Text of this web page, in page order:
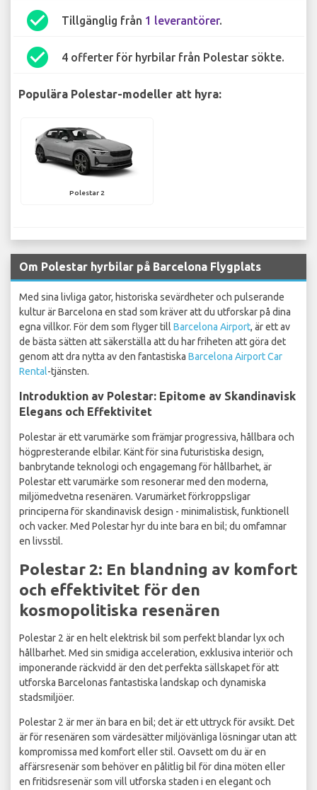
check_circle Tillgänglig från 1 leverantörer.
check_circle 4 offerter för hyrbilar från Polestar sökte.
Populära Polestar-modeller att hyra:
Polestar 2
Om Polestar hyrbilar på Barcelona Flygplats
Med sina livliga gator, historiska sevärdheter och pulserande
kultur är Barcelona en stad som kräver att du utforskar på dina
egna villkor. För dem som flyger till Barcelona Airport, är ett av
de bästa sätten att säkerställa att du har friheten att göra det
genom att dra nytta av den fantastiska Barcelona Airport Car
Rental-tjänsten.
Introduktion av Polestar: Epitome av Skandinavisk
Elegans och Effektivitet
Polestar är ett varumärke som främjar progressiva, hållbara och
högpresterande elbilar. Känt för sina futuristiska design,
banbrytande teknologi och engagemang för hållbarhet, är
Polestar ett varumärke som resonerar med den moderna,
miljömedvetna resenären. Varumärket förkroppsligar
principerna för skandinavisk design - minimalistisk, funktionell
och vacker. Med Polestar hyr du inte bara en bil; du omfamnar
en livsstil.
Polestar 2: En blandning av komfort
och effektivitet för den
kosmopolitiska resenären
Polestar 2 är en helt elektrisk bil som perfekt blandar lyx och
hållbarhet. Med sin smidiga acceleration, exklusiva interiör och
imponerande räckvidd är den det perfekta sällskapet för att
utforska Barcelonas fantastiska landskap och dynamiska
stadsmiljöer.
Polestar 2 är mer än bara en bil; det är ett uttryck för avsikt. Det
är för resenären som värdesätter miljövänliga lösningar utan att
kompromissa med komfort eller stil. Oavsett om du är en
affärsresenär som behöver en pålitlig bil för dina möten eller
en fritidsresenär som vill utforska staden i en elegant och